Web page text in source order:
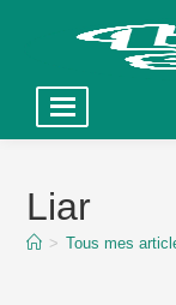
contentLiar
> Tous mes